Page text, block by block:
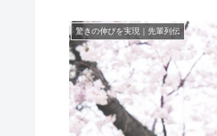
驚きの伸びを実現｜先輩列伝